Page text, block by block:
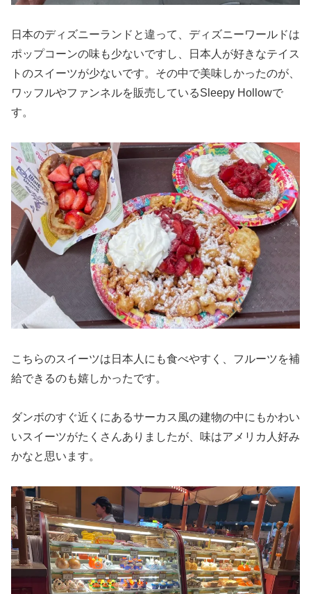
日本のディズニーランドと違って、ディズニーワールドは
ポップコーンの味も少ないですし、日本人が好きなテイス
トのスイーツが少ないです。その中で美味しかったのが、
ワッフルやファンネルを販売しているSleepy Hollowで
す。
こちらのスイーツは日本人にも食べやすく、フルーツを補
給できるのも嬉しかったです。
ダンボのすぐ近くにあるサーカス風の建物の中にもかわい
いスイーツがたくさんありましたが、味はアメリカ人好み
かなと思います。